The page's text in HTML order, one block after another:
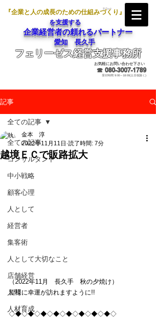
『企業と人の成長のための仕組みづくり』
を支援する
企業経営者の頼れるパートナー
愛知 長久手
フェリーゼス経営支援事務所
お気軽にお問い合わせ下さい
☎ 080-3007-1789
受付時間 9:00～18:00(土日祝除く)
記事
全ての記事
コンサルタント
中小戦略
顧客心理
人として
経営者
集客術
人として大切なこと
店舗経営
人間
人材育成
全ての記事
越境ＥＣで販路拡大
金本 淳
2022年11月11日 読了時間: 7分
（2022年11月　長久手　秋の夕焼け）
皆様に幸運が訪れますように!!
◇◆◇◆◇◆◇◆◇◆◇◆◇◆◇◆◇